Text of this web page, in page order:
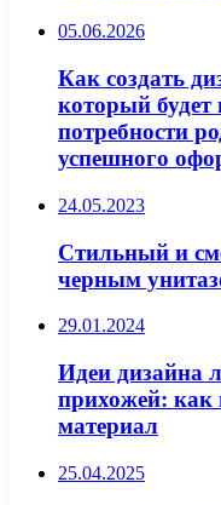
05.06.2026
Как создать
который будет
потребности
успешного
24.05.2023
Стильный и
черным
29.01.2024
Идеи дизайна
прихожей: как
материал
25.04.2025